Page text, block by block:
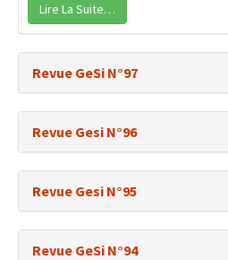
Lire La Suite…
Revue GeSi N°97
Revue Gesi N°96
Revue Gesi N°95
Revue GeSi N°94